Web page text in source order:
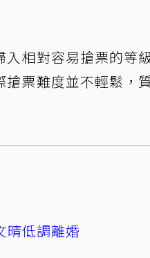
相對容易搶票的等
票難度並不輕鬆，
晴低調離婚